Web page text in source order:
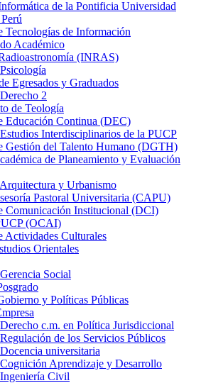
de la Pontificia Universidad
Tecnologías de Información
Académico
(INRAS)
Egresados y Graduados
2
de Teología
Educación Continua (DEC)
Interdisciplinarios de la PUCP
Gestión del Talento Humano (DGTH)
de Planeamiento y Evaluación
y Urbanismo
Pastoral Universitaria (CAPU)
Comunicación Institucional (DCI)
(OCAI)
Actividades Culturales
Orientales
Social
y Políticas Públicas
c.m. en Política Jurisdiccional
de los Servicios Públicos
universitaria
Aprendizaje y Desarrollo
Civil